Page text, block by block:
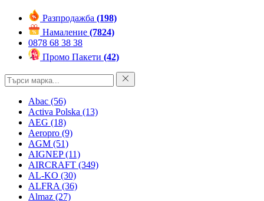
Разпродажба (198)
Намаление (7824)
0878 68 38 38
Промо Пакети (42)
Abac (56)
Activa Polska (13)
AEG (18)
Aeropro (9)
AGM (51)
AIGNEP(11)
AIRCRAFT (349)
AL-KO (30)
ALFRA (36)
Almaz (27)